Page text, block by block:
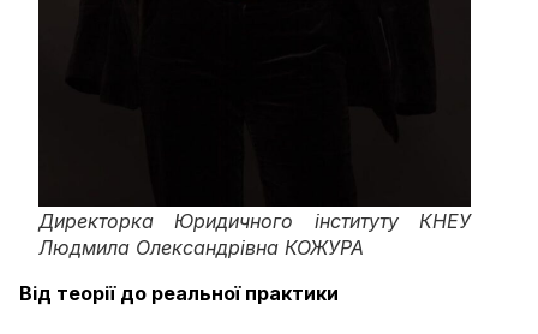
Директорка Юридичного інституту КНЕУ
Людмила Олександрівна КОЖУРА
Від теорії до реальної практики